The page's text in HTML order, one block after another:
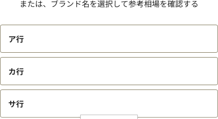
または、ブランド名を選択して参考相場を確認する
ア行
カ行
サ行